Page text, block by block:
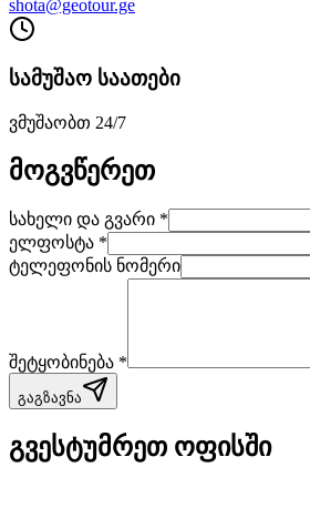
shota@geotour.ge
სამუშაო საათები
ვმუშაობთ 24/7
მოგვწერეთ
სახელი და გვარი *
ელფოსტა *
ტელეფონის ნომერი
შეტყობინება *
გაგზავნა
გვესტუმრეთ ოფისში